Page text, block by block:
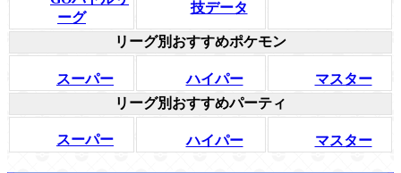
ーグ
技データ
リーグ別おすすめポケモン
スーパー ハイパー
マスター
リーグ別おすすめパーティ
スーパー ハイパー マスター